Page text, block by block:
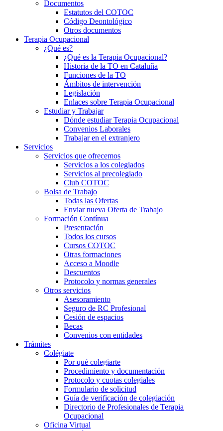
Documentos
Estatutos del COTOC
Código Deontológico
Otros documentos
Terapia Ocupacional
¿Qué es?
¿Qué es la Terapia Ocupacional?
Historia de la TO en Cataluña
Funciones de la TO
Ámbitos de intervención
Legislación
Enlaces sobre Terapia Ocupacional
Estudiar y Trabajar
Dónde estudiar Terapia Ocupacional
Convenios Laborales
Trabajar en el extranjero
Servicios
Servicios que ofrecemos
Servicios a los colegiados
Servicios al precolegiado
Club COTOC
Bolsa de Trabajo
Todas las Ofertas
Enviar nueva Oferta de Trabajo
Formación Contínua
Presentación
Todos los cursos
Cursos COTOC
Otras formaciones
Acceso a Moodle
Descuentos
Protocolo y normas generales
Otros servicios
Asesoramiento
Seguro de RC Profesional
Cesión de espacios
Becas
Convenios con entidades
Trámites
Colégiate
Por qué colegiarte
Procedimiento y documentación
Protocolo y cuotas colegiales
Formulario de solicitud
Guía de verificación de colegiación
Directorio de Profesionales de Terapia
Ocupacional
Oficina Virtual